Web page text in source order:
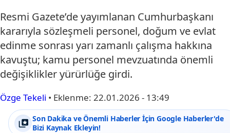
Resmi Gazete’de yayımlanan Cumhurbaşkanı
kararıyla sözleşmeli personel, doğum ve evlat
edinme sonrası yarı zamanlı çalışma hakkına
kavuştu; kamu personel mevzuatında önemli
değişiklikler yürürlüğe girdi.
Özge Tekeli • Eklenme: 22.01.2026 - 13:49
Son Dakika ve Önemli Haberler İçin Google Haberler'de
Bizi Kaynak Ekleyin!